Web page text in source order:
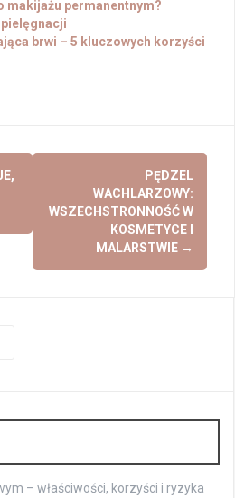
makijażu permanentnym?
brwi – 5 kluczowych korzyści
PĘDZEL
WACHLARZOWY:
WSZECHSTRONNOŚĆ W
KOSMETYCE I
MALARSTWIE →
– właściwości, korzyści i ryzyka